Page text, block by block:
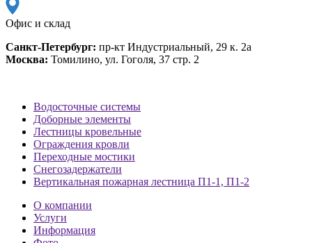
Офис и склад
Санкт-Петербург: пр-кт Индустриальный, 29 к. 2а
Москва: Томилино, ул. Гоголя, 37 стр. 2
Водосточные системы
Доборные элементы
Лестницы кровельные
Ограждения кровли
Переходные мостики
Снегозадержатели
Вертикальная пожарная лестница П1-1, П1-2
О компании
Услуги
Информация